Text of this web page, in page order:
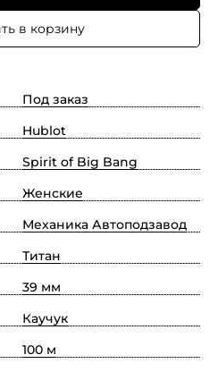
в корзину
Под заказ
Hublot
Spirit of Big Bang
Женские
Механика Автоподзавод
Титан
39 мм
Каучук
100 м